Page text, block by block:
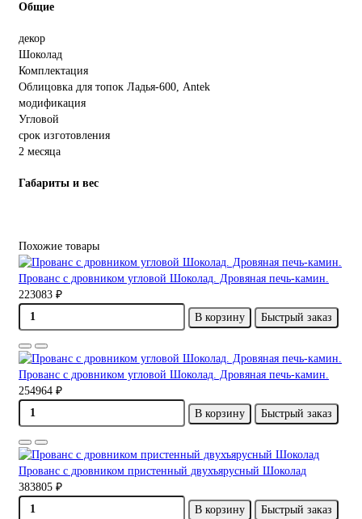
Общие
декор
Шоколад
Комплектация
Облицовка для топок Ладья-600, Antek
модификация
Угловой
срок изготовления
2 месяца
Габариты и вес
Похожие товары
Прованс с дровником угловой Шоколад. Дровяная печь-камин.
223083 ₽
В корзину
Быстрый заказ
Прованс с дровником угловой Шоколад. Дровяная печь-камин.
254964 ₽
В корзину
Быстрый заказ
Прованс с дровником пристенный двухъярусный Шоколад
383805 ₽
В корзину
Быстрый заказ